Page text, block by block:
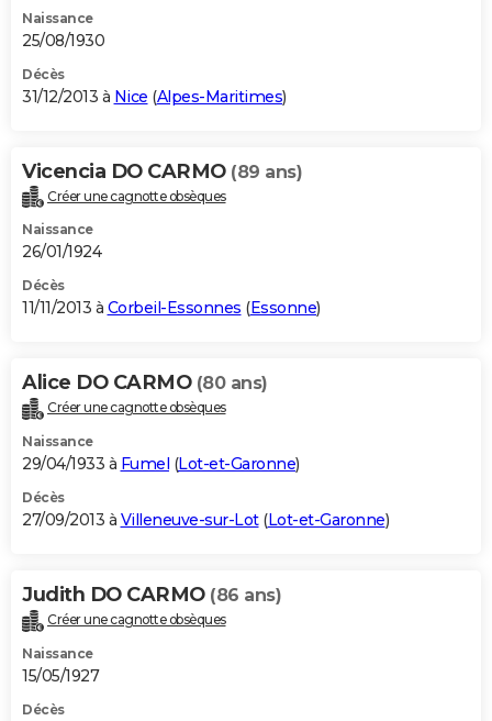
Naissance
25/08/1930
Décès
31/12/2013 à Nice (Alpes-Maritimes)
Vicencia DO CARMO (89 ans)
Créer une cagnotte obsèques
Naissance
26/01/1924
Décès
11/11/2013 à Corbeil-Essonnes (Essonne)
Alice DO CARMO (80 ans)
Créer une cagnotte obsèques
Naissance
29/04/1933 à Fumel (Lot-et-Garonne)
Décès
27/09/2013 à Villeneuve-sur-Lot(Lot-et-Garonne)
Judith DO CARMO (86 ans)
Créer une cagnotte obsèques
Naissance
15/05/1927
Décès